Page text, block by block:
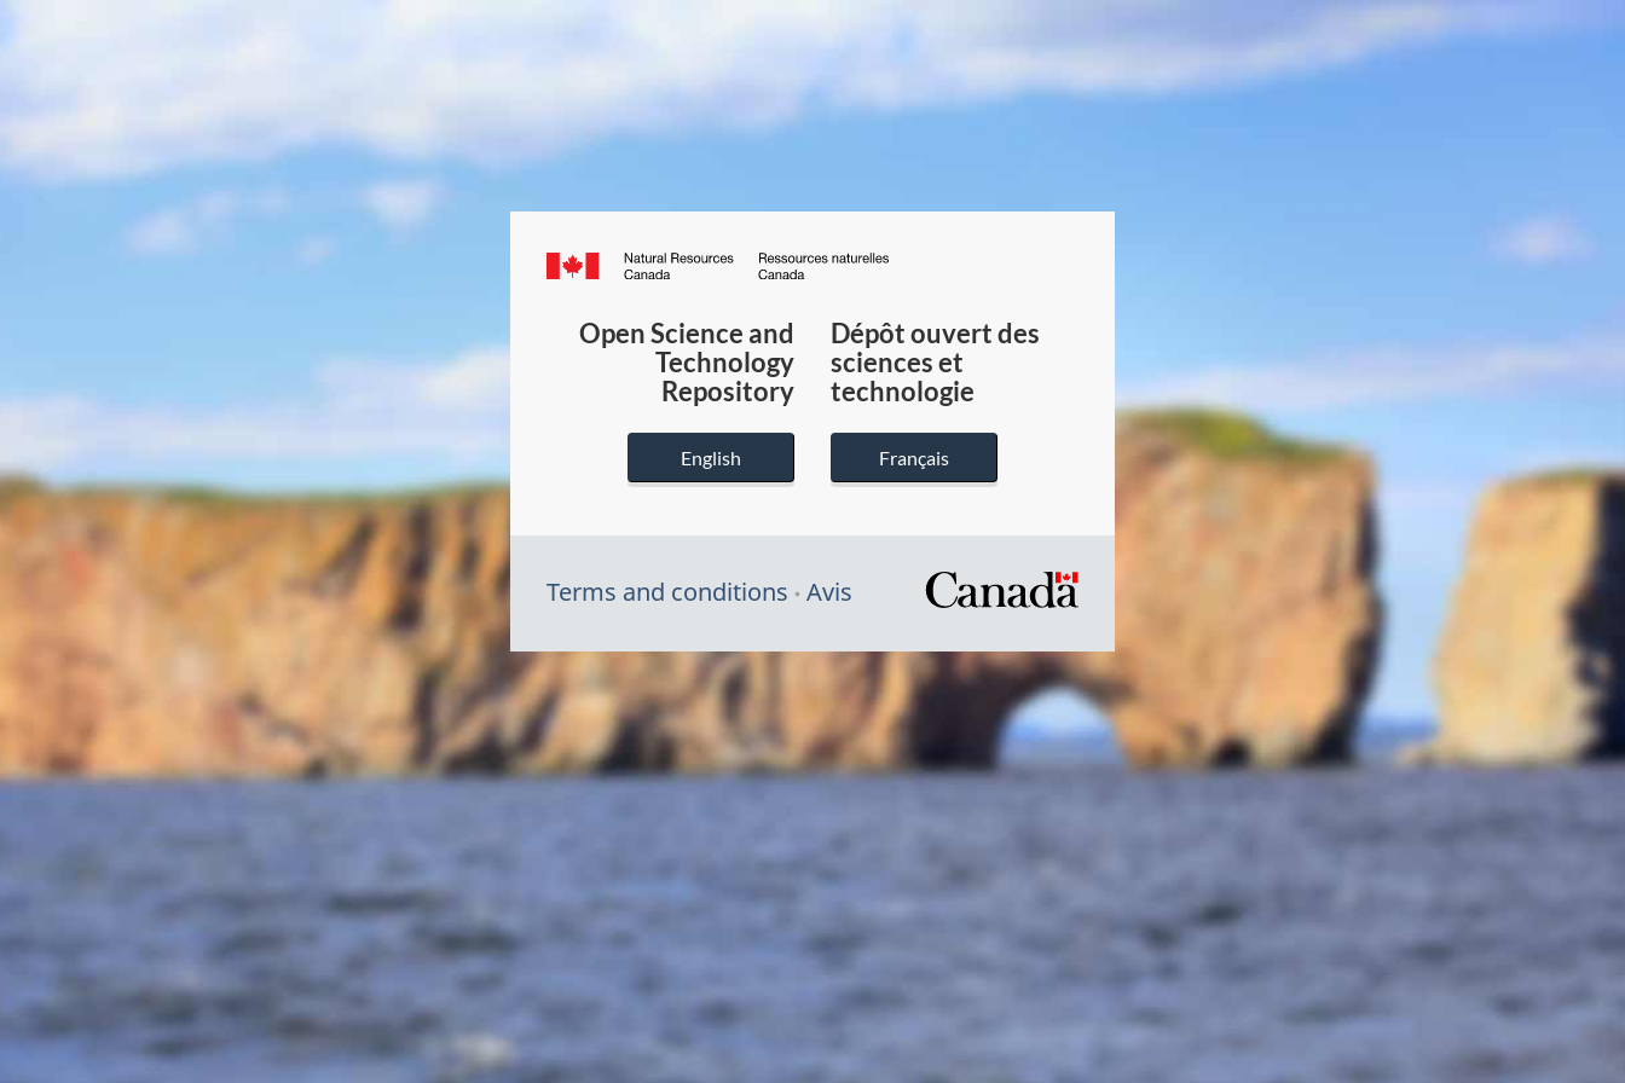
Canada.ca
du
Canada
Open Science and
Technology
Repository
English
Dépôt ouvert des
sciences et
technologie
Français
Terms and conditions Avis
/
du
gouvernement
du